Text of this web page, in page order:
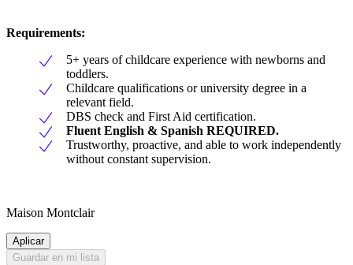
Requirements:
5+ years of childcare experience with newborns and
toddlers.
Childcare qualifications or university degree in a
relevant field.
DBS check and First Aid certification.
Fluent English & Spanish REQUIRED.
Trustworthy, proactive, and able to work independently
without constant supervision.
Maison Montclair
Aplicar
Guardar en mi lista